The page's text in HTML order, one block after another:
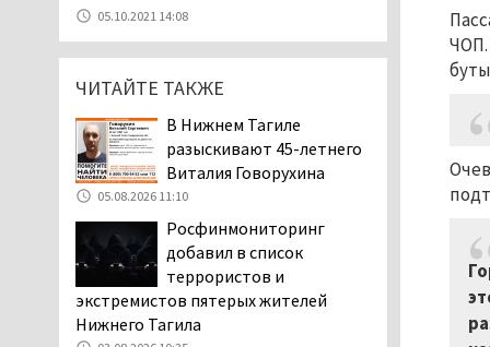
ЧОП.
уголовное дело о
мошенничестве при
строительстве ИЖС в Нижнем
Тагиле
Екатеринбург подвергся
атаке БПЛА, восемь из
них были сбиты, три
центра
07.08.2026 11:28
Тагильские спасатели
помогли заблудившемуся
в лесу мужчине найти
05.10.2021 14:08
ЧИТАЙТЕ ТАКЖЕ
В Нижнем Тагиле
разыскивают 45-летнего
Виталия Говорухина
05.08.2026 11:10
Росфинмониторинг
добавил в список
террористов и
экстремистов пятерых жителей
Нижнего Тагила